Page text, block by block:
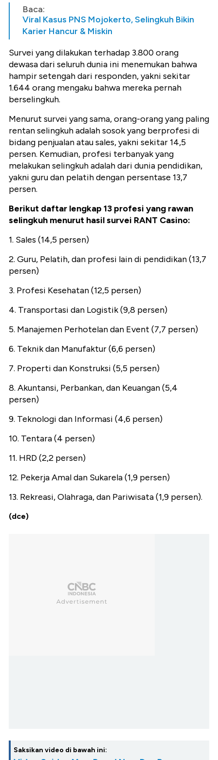
Baca:
Viral Kasus PNS Mojokerto, Selingkuh Bikin
Karier Hancur & Miskin
Survei yang dilakukan terhadap 3.800 orang
dewasa dari seluruh dunia ini menemukan bahwa
hampir setengah dari responden, yakni sekitar
1.644 orang mengaku bahwa mereka pernah
berselingkuh.
Menurut survei yang sama, orang-orang yang paling
rentan selingkuh adalah sosok yang berprofesi di
bidang penjualan atau sales, yakni sekitar 14,5
persen. Kemudian, profesi terbanyak yang
melakukan selingkuh adalah dari dunia pendidikan,
yakni guru dan pelatih dengan persentase 13,7
persen.
Berikut daftar lengkap 13 profesi yang rawan
selingkuh menurut hasil survei RANT Casino:
1. Sales (14,5 persen)
2. Guru, Pelatih, dan profesi lain di pendidikan (13,7
persen)
3. Profesi Kesehatan (12,5 persen)
4. Transportasi dan Logistik (9,8 persen)
5. Manajemen Perhotelan dan Event (7,7 persen)
6. Teknik dan Manufaktur (6,6 persen)
7. Properti dan Konstruksi (5,5 persen)
8. Akuntansi, Perbankan, dan Keuangan (5,4
persen)
9. Teknologi dan Informasi (4,6 persen)
10. Tentara (4 persen)
11. HRD (2,2 persen)
12. Pekerja Amal dan Sukarela (1,9 persen)
13. Rekreasi, Olahraga, dan Pariwisata (1,9 persen).
(dce)
Saksikan video di bawah ini: